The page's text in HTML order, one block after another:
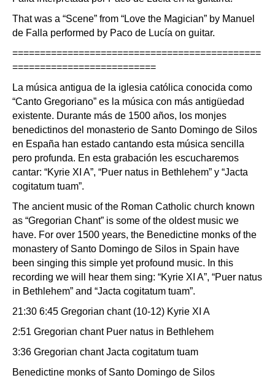
That was a “Scene” from “Love the Magician” by Manuel
de Falla performed by Paco de Lucía on guitar.
=============================================
==========================
La música antigua de la iglesia católica conocida como
“Canto Gregoriano” es la música con más antigüedad
existente. Durante más de 1500 años, los monjes
benedictinos del monasterio de Santo Domingo de Silos
en España han estado cantando esta música sencilla
pero profunda. En esta grabación les escucharemos
cantar: “Kyrie XI A”, “Puer natus in Bethlehem” y “Jacta
cogitatum tuam”.
The ancient music of the Roman Catholic church known
as “Gregorian Chant” is some of the oldest music we
have. For over 1500 years, the Benedictine monks of the
monastery of Santo Domingo de Silos in Spain have
been singing this simple yet profound music. In this
recording we will hear them sing: “Kyrie XI A”, “Puer natus
in Bethlehem” and “Jacta cogitatum tuam”.
21:30 6:45 Gregorian chant (10-12) Kyrie XI A
2:51 Gregorian chant Puer natus in Bethlehem
3:36 Gregorian chant Jacta cogitatum tuam
Benedictine monks of Santo Domingo de Silos